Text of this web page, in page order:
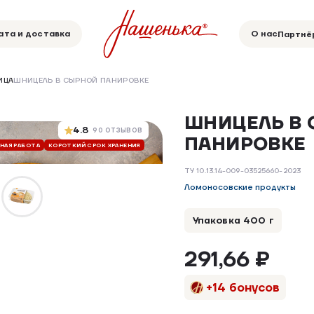
и доставка О нас
ШНИЦЕЛЬ В СЫРНОЙ ПАНИРОВКЕ
4.8 90 ОТЗЫВОВ
РАБОТА КОРОТКИЙ СРОК ХРАНЕНИЯ БЕЗ ДОБАВОК БЕЗ ГМО РУЧНАЯ
ШНИЦЕЛЬ В
ПАНИРОВКЕ
ТУ 10.13.14-009-03525660-2023
Ломоносовские продукты
Упаковка 400 г
291,66 ₽
+14 бонусов